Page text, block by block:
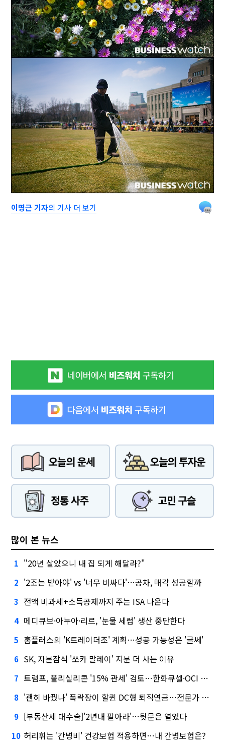
이명근 기자의 기사 더 보기
많이 본 뉴스
1 "20년 살았으니 내 집 되게 해달라?"
2 '2조는 받아야' vs '너무 비싸다'…공차, 매각 성공할까
3 전액 비과세+소득공제까지 주는 ISA 나온다
4 메디큐브·아누아·리르, '눈물 세럼' 생산 중단한다
5 홈플러스의 'K트레이더조' 계획…성공 가능성은 '글쎄'
6 SK, 자본잠식 '쏘카 말레이' 지분 더 사는 이유
7 트럼프, 폴리실리콘 '15% 관세' 검토…한화큐셀·OCI 영향은?
8 '괜히 바꿨나' 폭락장이 할퀸 DC형 퇴직연금…전문가 조언은
9 [부동산세 대수술]'2년내 팔아라'…뒷문은 열었다
10 허리휘는 '간병비' 건강보험 적용하면…내 간병보험은?